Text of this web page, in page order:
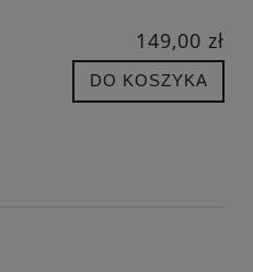
149,00 zł
DO KOSZYKA